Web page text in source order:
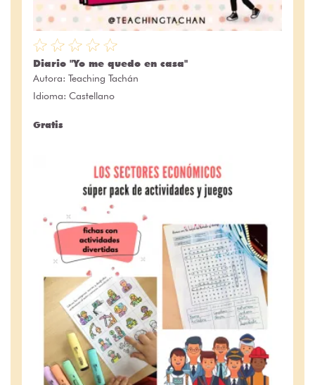
Diario "Yo me quedo en casa"
Autora: Teaching Tachán
Idioma: Castellano
Gratis